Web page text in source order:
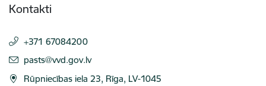
Kontakti
+371 67084200
E-pasts:
pasts@vvd.gov.lv
Rūpniecības iela 23, Rīga, LV-1045